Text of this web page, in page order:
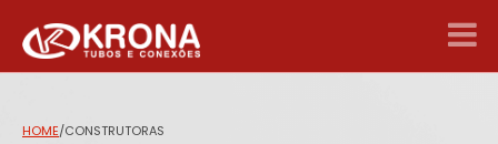
HOME/CONSTRUTORAS